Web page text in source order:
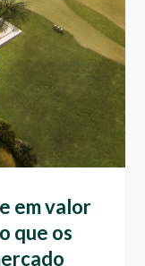
em valor
que os